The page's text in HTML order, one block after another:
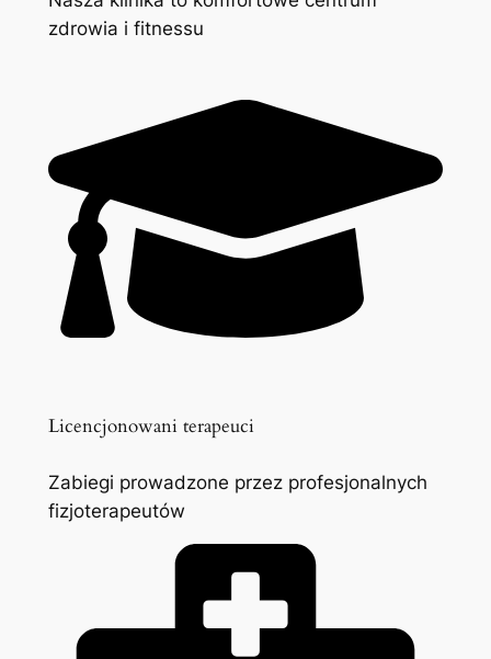
zdrowia i fitnessu
Licencjonowani terapeuci
Zabiegi prowadzone przez profesjonalnych
fizjoterapeutów